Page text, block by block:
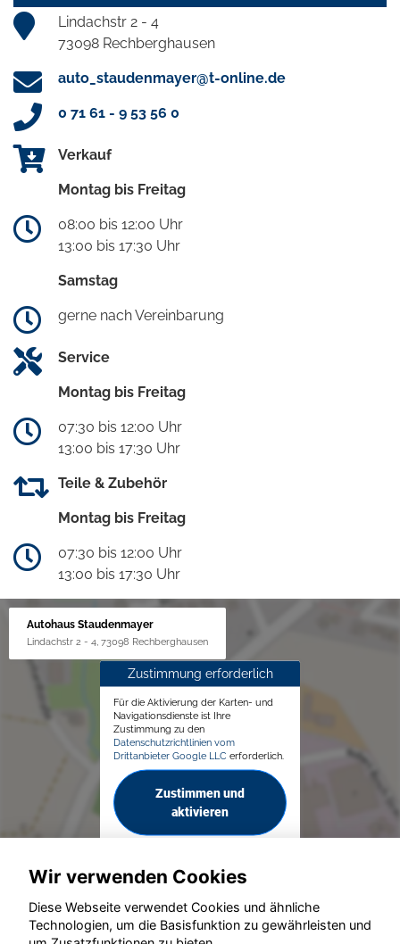
Lindachstr 2 - 4
73098 Rechberghausen
auto_staudenmayer@t-online.de
0 71 61 - 9 53 56 0
Verkauf
Montag bis Freitag
08:00 bis 12:00 Uhr
13:00 bis 17:30 Uhr
Samstag
gerne nach Vereinbarung
Service
Montag bis Freitag
07:30 bis 12:00 Uhr
13:00 bis 17:30 Uhr
Teile & Zubehör
Montag bis Freitag
07:30 bis 12:00 Uhr
13:00 bis 17:30 Uhr
Autohaus Staudenmayer
Lindachstr 2 - 4, 73098 Rechberghausen
Zustimmung erforderlich
Für die Aktivierung der Karten- und
Navigationsdienste ist Ihre
Zustimmung zu den
Datenschutzrichtlinien vom
Drittanbieter Google LLC erforderlich.
Zustimmen und
aktivieren
Wir verwenden Cookies
Diese Webseite verwendet Cookies und ähnliche
Technologien, um die Basisfunktion zu gewährleisten und